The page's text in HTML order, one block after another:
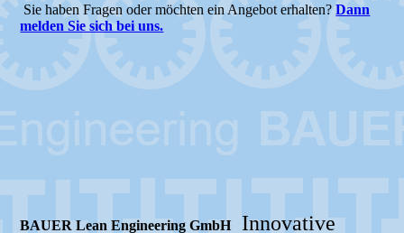
Sie haben Fragen oder möchten ein Angebot erhalten?Dann
melden Sie sich bei uns.
BAUER Lean Engineering GmbHInnovative